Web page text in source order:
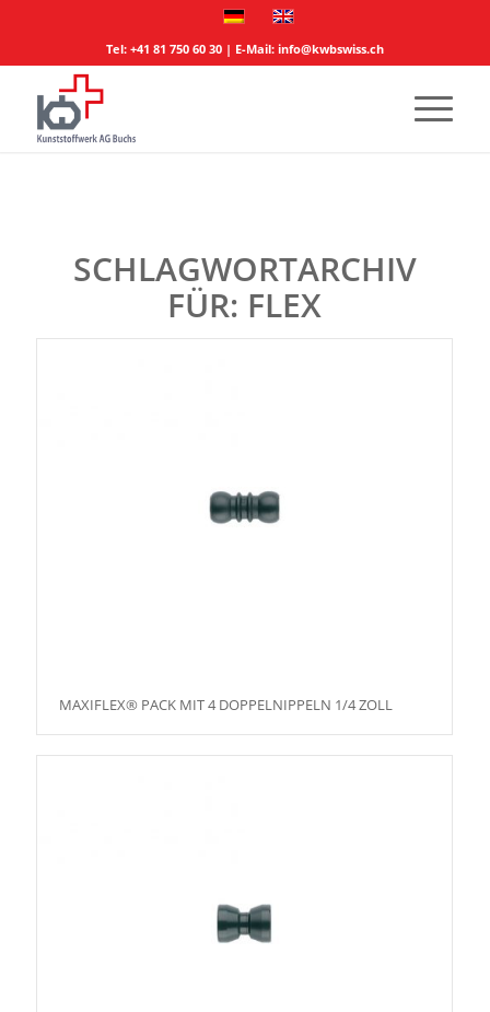
Tel: +41 81 750 60 30| E-Mail: info@kwbswiss.ch
SCHLAGWORTARCHIV
FÜR: FLEX
MAXIFLEX® PACK MIT 4 DOPPELNIPPELN 1/4 ZOLL